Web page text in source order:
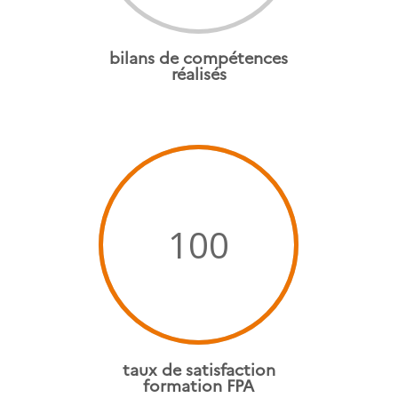
bilans de compétences
réalisés
100
taux de satisfaction
formation FPA